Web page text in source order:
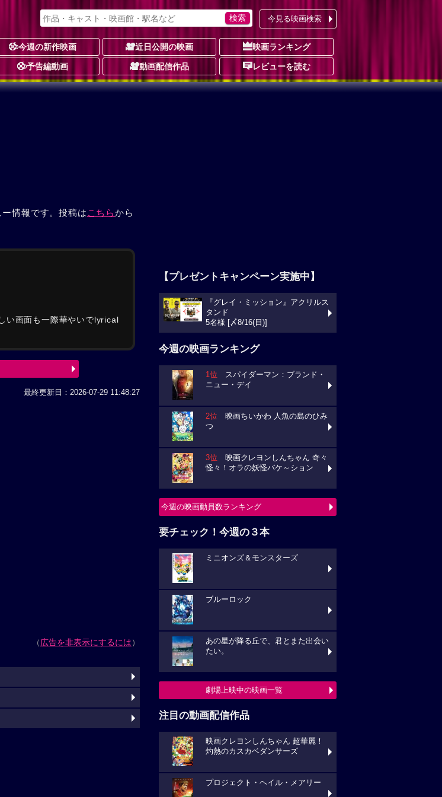
今見る映画検索
今週の新作映画 近日公開の映画 映画ランキング
予告編動画 動画配信作品 レビューを読む
情報です。投稿は こちらから
い画面も一際華やいでlyrical
最終更新日：2026-07-29 11:48:27
（広告を非表示にするには）
【プレゼントキャンペーン実施中】
『グレイ・ミッション』アクリルス
タンド
5名様 [〆8/16(日)]
今週の映画ランキング
1位 スパイダーマン：ブランド・
ニュー・デイ
2位 映画ちいかわ 人魚の島のひみ
つ
3位 映画クレヨンしんちゃん 奇々
怪々！オラの妖怪バケ～ション
今週の映画動員数ランキング
要チェック！今週の３本
ミニオンズ＆モンスターズ
ブルーロック
あの星が降る丘で、君とまた出会い
たい。
劇場上映中の映画一覧
注目の動画配信作品
映画クレヨンしんちゃん 超華麗！
灼熱のカスカベダンサーズ
プロジェクト・ヘイル・メアリー